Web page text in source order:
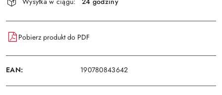
i
dostawa
Pobierz produkt do PDF
EAN: 190780843642